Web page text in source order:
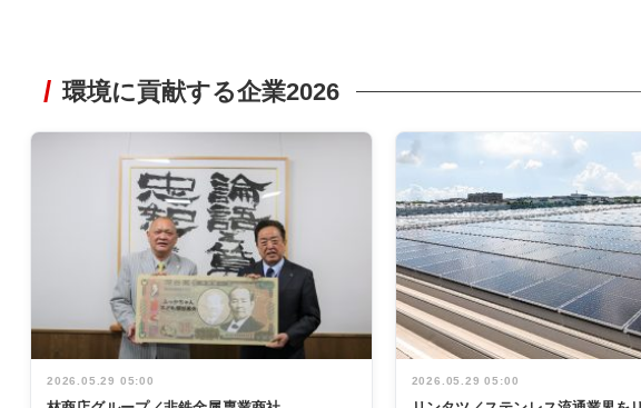
環境に貢献する企業2026
2026.05.29 05:00 2026.05.29 05:00